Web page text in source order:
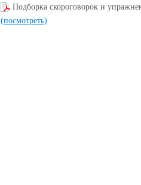
Подборка скороговорок и
(посмотреть)